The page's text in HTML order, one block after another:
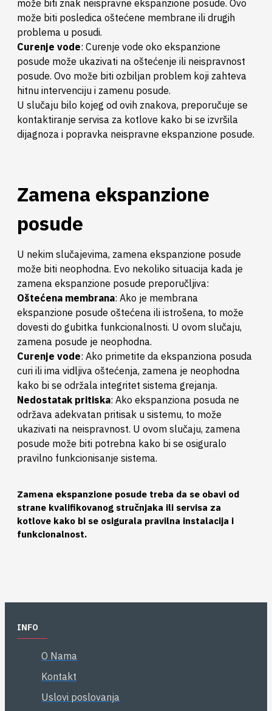
može biti znak neispravne ekspanzione posude. Ovo
može biti posledica oštećene membrane ili drugih
problema u posudi.
Curenje vode: Curenje vode oko ekspanzione
posude može ukazivati na oštećenje ili neispravnost
posude. Ovo može biti ozbiljan problem koji zahteva
hitnu intervenciju i zamenu posude.
U slučaju bilo kojeg od ovih znakova, preporučuje se
kontaktiranje servisa za kotlove kako bi se izvršila
dijagnoza i popravka neispravne ekspanzione posude.
Zamena ekspanzione
posude
U nekim slučajevima, zamena ekspanzione posude
može biti neophodna. Evo nekoliko situacija kada je
zamena ekspanzione posude preporučljiva:
Oštećena membrana: Ako je membrana
ekspanzione posude oštećena ili istrošena, to može
dovesti do gubitka funkcionalnosti. U ovom slučaju,
zamena posude je neophodna.
Curenje vode: Ako primetite da ekspanziona posuda
curi ili ima vidljiva oštećenja, zamena je neophodna
kako bi se održala integritet sistema grejanja.
Nedostatak pritiska: Ako ekspanziona posuda ne
održava adekvatan pritisak u sistemu, to može
ukazivati na neispravnost. U ovom slučaju, zamena
posude može biti potrebna kako bi se osiguralo
pravilno funkcionisanje sistema.
Zamena ekspanzione posude treba da se obavi od
strane kvalifikovanog stručnjaka ili servisa za
kotlove kako bi se osigurala pravilna instalacija i
funkcionalnost.
INFO
O Nama
Kontakt
Uslovi poslovanja